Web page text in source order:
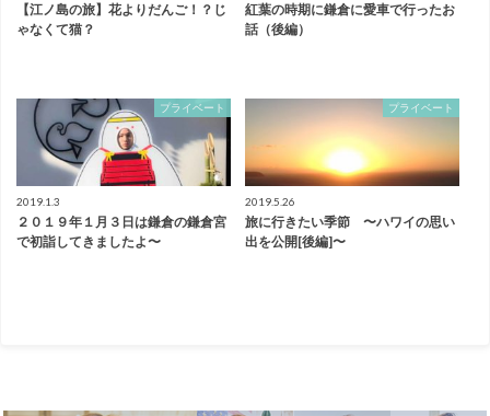
【江ノ島の旅】花よりだんご！？じ
ゃなくて猫？
紅葉の時期に鎌倉に愛車で行ったお
話（後編）
プライベート
2019.1.3
２０１９年１月３日は鎌倉の鎌倉宮
で初詣してきましたよ〜
プライベート
2019.5.26
旅に行きたい季節 〜ハワイの思い
出を公開[後編]〜